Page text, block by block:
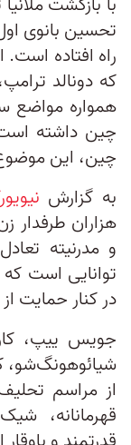
تحسین بانوی
راه افتاده
که دونالد
همواره مواضع
چین داشته
چین، این
به گزارش
هزاران طرفدار
و مدرنیته
توانایی است
در کنار حمایت
شیائوهونگ‌شو،
از مراسم
قهرمانانه،